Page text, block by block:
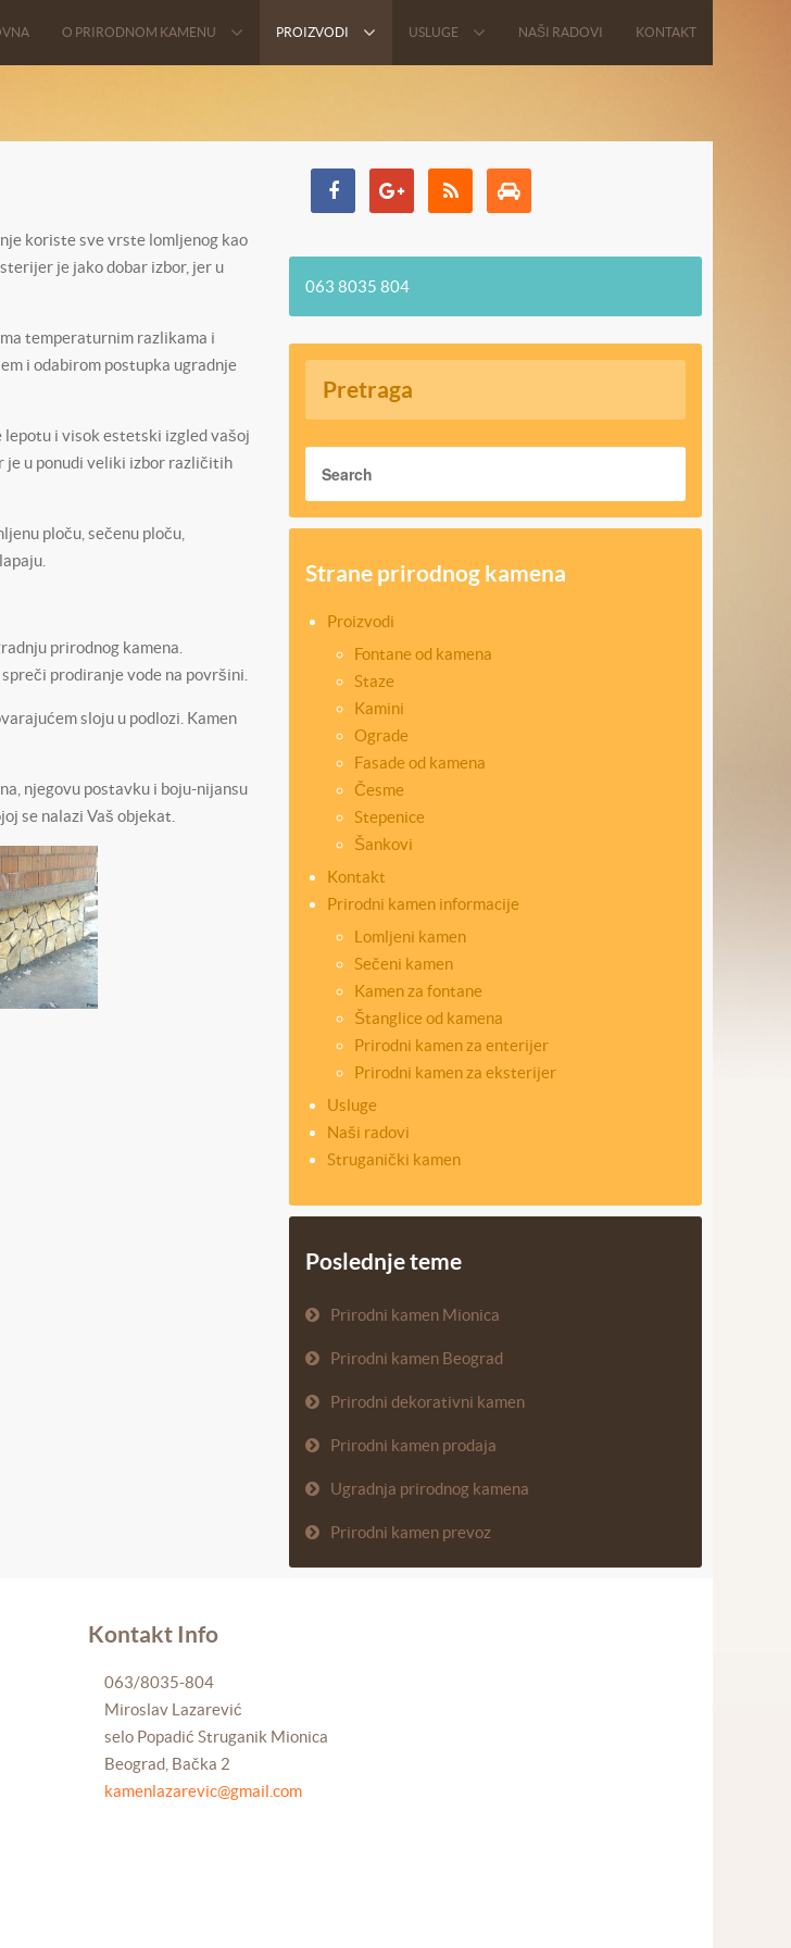
O PRIRODNOM KAMENU PROIZVODI USLUGE NAŠI RADOVI KONTAKT
koriste sve vrste lomljenog kao
je jako dobar izbor, jer u
temperaturnim razlikama i
i odabirom postupka ugradnje
i visok estetski izgled vašoj
je u ponudi veliki izbor različitih
ploču, sečenu ploču,
prirodnog kamena.
prodiranje vode na površini.
sloju u podlozi. Kamen
njegovu postavku i boju-nijansu
se nalazi Vaš objekat.
063 8035 804
Pretraga
Strane prirodnog kamena
Proizvodi
Fontane od kamena
Staze
Kamini
Ograde
Fasade od kamena
Česme
Stepenice
Šankovi
Kontakt
Prirodni kamen informacije
Lomljeni kamen
Sečeni kamen
Kamen za fontane
Štanglice od kamena
Prirodni kamen za enterijer
Prirodni kamen za eksterijer
Usluge
Naši radovi
Struganički kamen
Poslednje teme
Prirodni kamen Mionica
Prirodni kamen Beograd
Prirodni dekorativni kamen
Prirodni kamen prodaja
Ugradnja prirodnog kamena
Prirodni kamen prevoz
Kontakt Info
063/8035-804
Miroslav Lazarević
selo Popadić Struganik Mionica
Beograd, Bačka 2
kamenlazarevic@gmail.com